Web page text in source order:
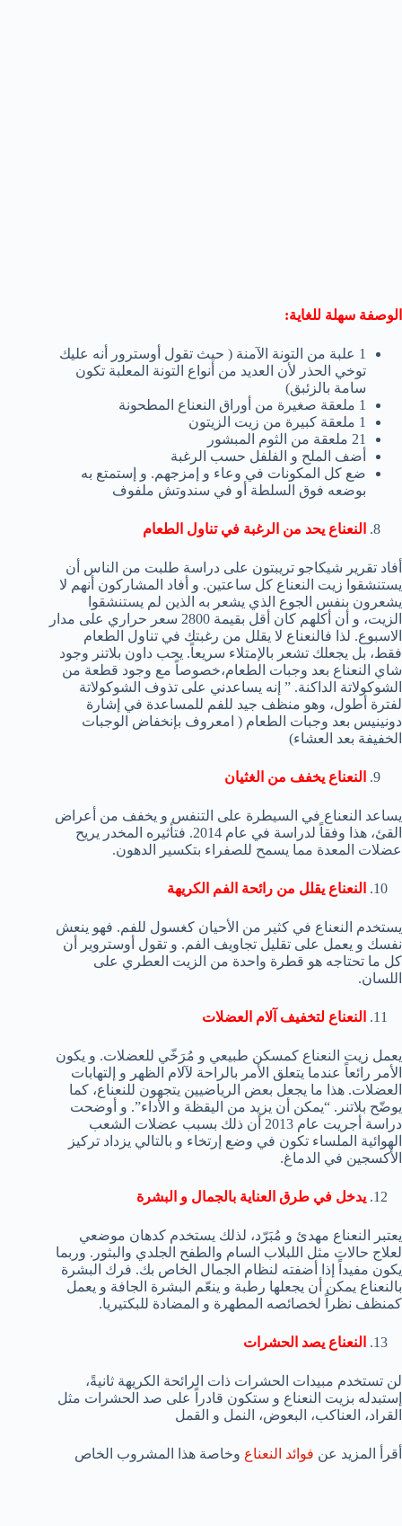
الوصفة سهلة للغاية:
1 علبة من التونة الآمنة ( حيث تقول أوسترور أنه عليك
توخي الحذر لأن العديد من أنواع التونة المعلبة تكون
سامة بالزئبق)
1 ملعقة صغيرة من أوراق النعناع المطحونة
1 ملعقة كبيرة من زيت الزيتون
21 ملعقة من الثوم المبشور
أضف الملح و الفلفل حسب الرغبة
ضع كل المكونات في وعاء و إمزجهم. و إستمتع به
بوضعه فوق السلطة أو في سندوتش ملفوف
النعناع يحد من الرغبة في تناول الطعام
أفاد تقرير شيكاجو تريبتون على دراسة طلبت من الناس أن
يستنشقوا زيت النعناع كل ساعتين. و أفاد المشاركون أنهم لا
يشعرون بنفس الجوع الذي يشعر به الذين لم يستنشقوا
الزيت، و أن أكلهم كان أقل بقيمة 2800 سعر حراري على مدار
الاسبوع. لذا فالنعناع لا يقلل من رغبتك في تناول الطعام
فقط، بل يجعلك تشعر بالإمتلاء سريعاً. يحب داون بلاتنر وجود
شاي النعناع بعد وجبات الطعام،خصوصاً مع وجود قطعة من
الشوكولاتة الداكنة. ” إنه يساعدني على تذوف الشوكولاتة
لفترة أطول، وهو منظف جيد للفم للمساعدة في إشارة
دونينيس بعد وجبات الطعام ( امعروف بإنخفاض الوجبات
الخفيفة بعد العشاء)
النعناع يخفف من الغثيان
يساعد النعناع في السيطرة على التنفس و يخفف من أعراض
القئ، هذا وفقاً لدراسة في عام 2014. فتأثيره المخدر يريح
عضلات المعدة مما يسمح للصفراء بتكسير الدهون.
النعناع يقلل من رائحة الفم الكريهة
يستخدم النعناع في كثير من الأحيان كغسول للفم. فهو ينعش
نفسك و يعمل على تقليل تجاويف الفم. و تقول أوستروير أن
كل ما تحتاجه هو قطرة واحدة من الزيت العطري على
اللسان.
النعناع لتخفيف آلام العضلات
يعمل زيت النعناع كمسكن طبيعي و مُرَخّي للعضلات. و يكون
الأمر رائعاً عندما يتعلق الأمر بالراحة لآلام الظهر و إلتهابات
العضلات. هذا ما يجعل بعض الرياضيين يتجهون للنعناع، كما
يوضّح بلاتنر. “يمكن أن يزيد من اليقظة و الأداء”. و أوضحت
دراسة أجريت عام 2013 أن ذلك بسبب عضلات الشعب
الهوائية الملساء تكون في وضع إرتخاء و بالتالي يزداد تركيز
الأكسجين في الدماغ.
يدخل في طرق العناية بالجمال و البشرة
يعتبر النعناع مهدئ و مُبَرّد، لذلك يستخدم كدهان موضعي
لعلاج حالات مثل اللبلاب السام والطفح الجلدي والبثور. وربما
يكون مفيداً إذا أضفته لنظام الجمال الخاص بك. فرك البشرة
بالنعناع يمكن أن يجعلها رطبة و ينعّم البشرة الجافة و يعمل
كمنظف نظراً لخصائصه المطهرة و المضادة للبكتيريا.
النعناع يصد الحشرات
لن تستخدم مبيدات الحشرات ذات الرائحة الكريهة ثانيةً،
إستبدله بزيت النعناع و ستكون قادراً على صد الحشرات مثل
القراد، العناكب، البعوض، النمل و القمل
أقرأ المزيد عن فوائد النعناع وخاصة هذا المشروب الخاص